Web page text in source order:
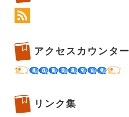
アクセスカウンター
リンク集